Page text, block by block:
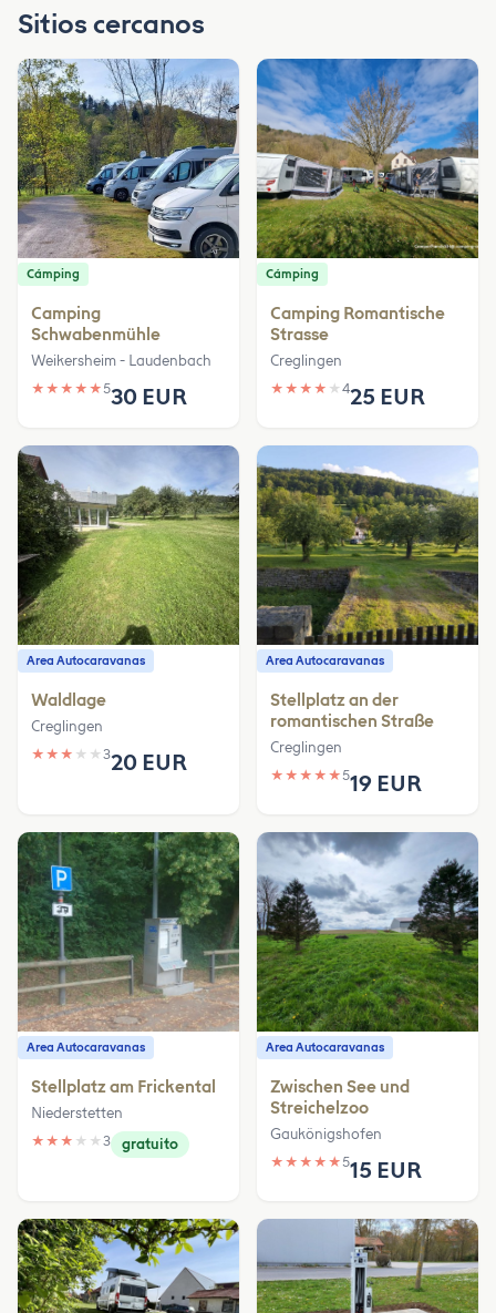
Sitios cercanos
Cámping
Camping
Schwabenmühle
Weikersheim - Laudenbach
★ ★ ★ ★ ★530 EUR
Cámping
Camping Romantische
Strasse
Creglingen
★ ★ ★ ★ ★ 425 EUR
Area Autocaravanas
Waldlage
Creglingen
★ ★ ★ ★ ★ 320 EUR
Area Autocaravanas
Stellplatz an der
romantischen Straße
Creglingen
★ ★ ★ ★ ★519 EUR
Area Autocaravanas
Stellplatz am Frickental
Niederstetten
★ ★ ★ ★ ★ 3 gratuito
Area Autocaravanas
Zwischen See und
Streichelzoo
Gaukönigshofen
★ ★ ★ ★ ★515 EUR